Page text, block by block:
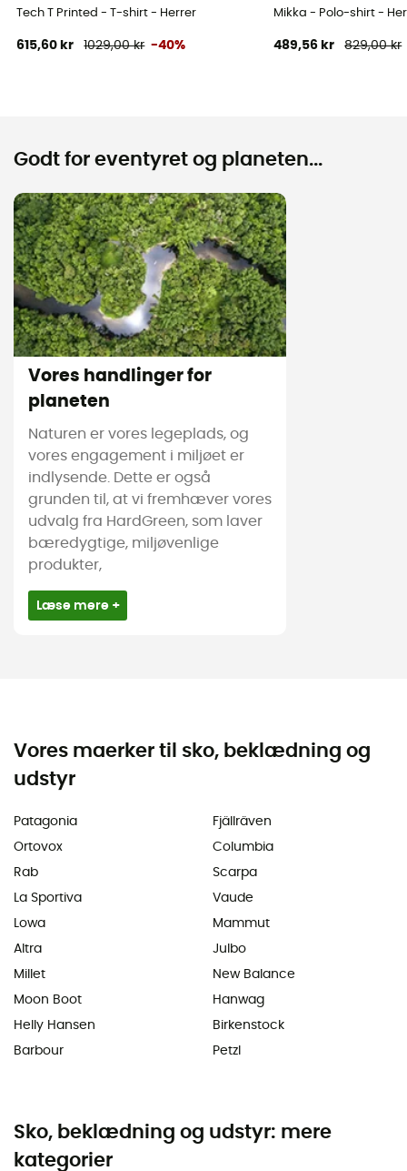
Tech T Printed - T-shirt - Herrer
615,60 kr 1029,00 kr -40%
Mikka - Polo-shirt -
489,56 kr 829,00 kr
Godt for eventyret og planeten...
Vores handlinger for
planeten
Naturen er vores legeplads, og
vores engagement i miljøet er
indlysende. Dette er også
grunden til, at vi fremhæver vores
udvalg fra HardGreen, som laver
bæredygtige, miljøvenlige
produkter,
Læse mere +
Vores maerker til sko, beklædning og
udstyr
Patagonia
Ortovox
Rab
La Sportiva
Lowa
Altra
Millet
Moon Boot
Helly Hansen
Barbour
Fjällräven
Columbia
Scarpa
Vaude
Mammut
Julbo
New Balance
Hanwag
Birkenstock
Petzl
Sko, beklædning og udstyr: mere
kategorier